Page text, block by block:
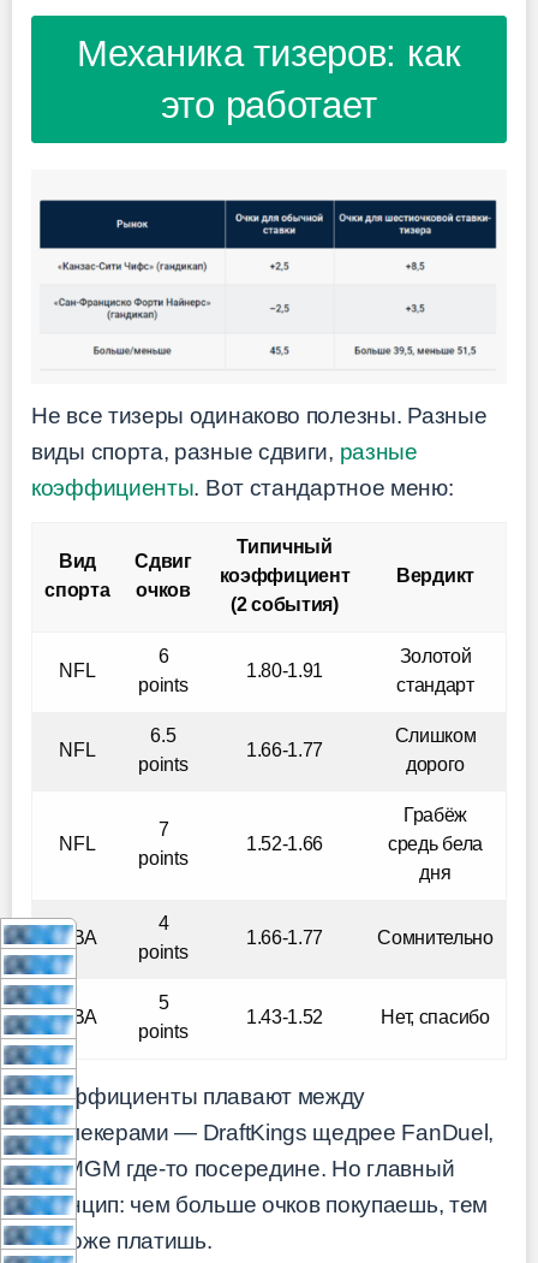
Механика тизеров: как
это работает
Не все тизеры одинаково полезны. Разные
виды спорта, разные сдвиги, разные
коэффициенты. Вот стандартное меню:
Вид
спорта
Сдвиг
очков
Типичный
коэффициент
(2 события)
Вердикт
NFL
6
points
1.80-1.91
Золотой
стандарт
NFL
6.5
points
1.66-1.77
Слишком
дорого
NFL
7
points
1.52-1.66
Грабёж
средь бела
дня
NBA
4
points
1.66-1.77 Сомнительно
NBA
5
points
1.43-1.52 Нет, спасибо
Коэффициенты плавают между
букмекерами — DraftKings щедрее FanDuel,
BetMGM где-то посередине. Но главный
принцип: чем больше очков покупаешь, тем
дороже платишь.